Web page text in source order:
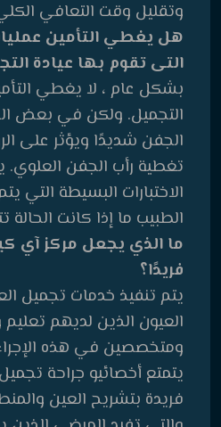
وتقليل وقت التعافي
هل يغطي التأمين
التى تقوم بها عيادة
بشكل عام ، لا يغطي
التجميل. ولكن في بعض
الجفن شديدًا ويؤثر على
تغطية رأب الجفن
الاختبارات البسيطة التي
الطبيب ما إذا كانت
ما الذي يجعل مركز آي
فريدًا؟
يتم تنفيذ خدمات تجميل
العيون الذين لديهم
ومتخصصين في هذه
يتمتع أخصائيو جراحة
فريدة بتشريح العين